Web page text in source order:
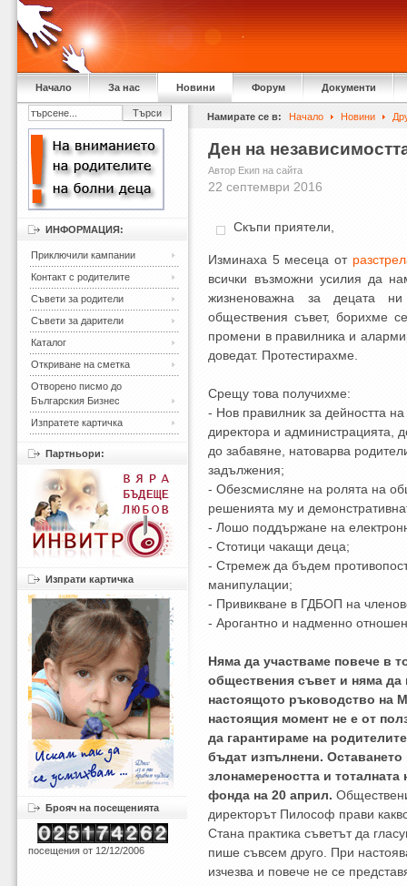
Начало За нас Новини Форум Документи
Намирате се в: Начало Новини
Ден на
Автор Екип на сайта
22 септември 2016
Скъпи приятели,
Изминаха 5 месеца от
всички възможни усилия да
жизненоважна за децата
обществения съвет, борихме
промени в правилника и
доведат. Протестирахме.
Срещу това получихме:
- Нов правилник за дейността
директора и администрацията,
до забавяне, натоварва
задължения;
- Обезсмисляне на ролята на
решенията му и
- Лошо поддържане на
- Стотици чакащи деца;
- Стремеж да бъдем
манипулации;
- Привикване в ГДБОП на
- Арогантно и надменно
Няма да участваме повече в
обществения съвет и няма да
настоящото ръководство на
настоящия момент не е от
да гарантираме на
бъдат изпълнени.
злонамереността и тоталната
фонда на 20 април.
директорът Пилософ прави
Стана практика съветът да
пише съвсем друго. При
изчезва и повече не се
ИНФОРМАЦИЯ:
Приключили кампании
Контакт с родителите
Съвети за родители
Съвети за дарители
Каталог
Откриване на сметка
Отворено писмо до
Българския Бизнес
Изпратете картичка
Партньори:
Изпрати картичка
Брояч на посещенията
посещения от 12/12/2006